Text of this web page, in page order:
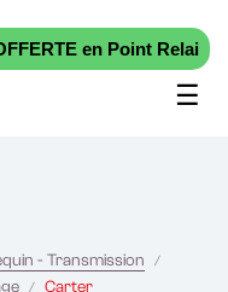
en Point Relai
☰
- Transmission
Carter